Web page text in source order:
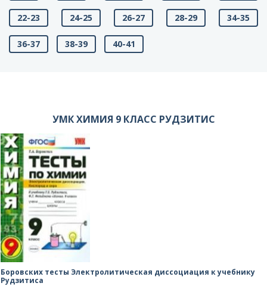
22-23 24-25 26-27 28-29 34-35
36-37 38-39 40-41
УМК ХИМИЯ 9 КЛАСС РУДЗИТИС
Боровских тесты Электролитическая диссоциация к учебнику
Рудзитиса